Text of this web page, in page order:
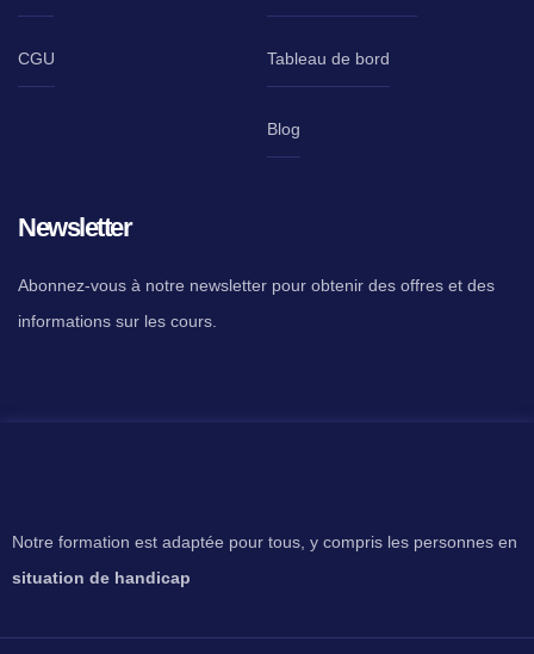
CGU Tableau de bord
Blog
Newsletter
Abonnez-vous à notre newsletter pour obtenir des offres et des
informations sur les cours.
Notre formation est adaptée pour tous, y compris les personnes en
situation de handicap